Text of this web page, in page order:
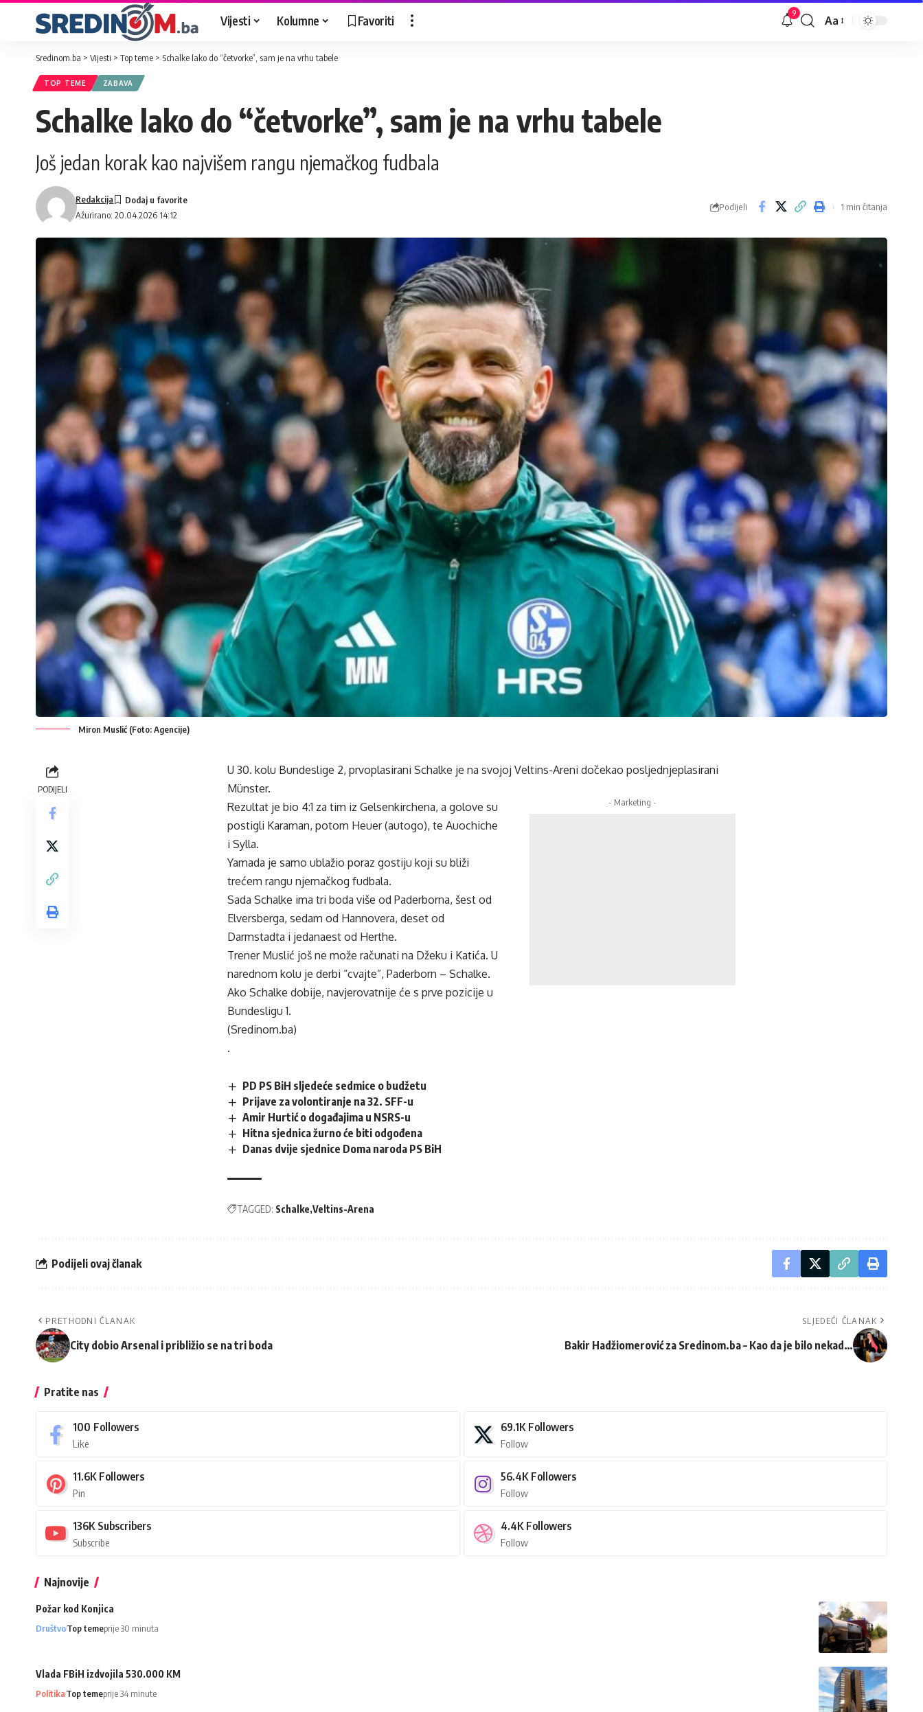
Vijesti Kolumne Favoriti 9
Veličina
Aa
Sredinom.ba > Vijesti > Top teme > Schalke lako do “četvorke”, sam je na vrhu tabele
TOP TEME ZABAVA
Schalke lako do “četvorke”, sam je na vrhu tabele
Još jedan korak kao najvišem rangu njemačkog fudbala
Ažurirano: 20.04.2026 14:12
Redakcija
Podijeli 1 min čitanja
Miron Muslić (Foto: Agencije)
PODIJELI
U 30. kolu Bundeslige 2, prvoplasirani Schalke je na svojoj Veltins-Areni dočekao posljednjeplasirani
Münster.
- Marketing -
Rezultat je bio 4:1 za tim iz Gelsenkirchena, a golove su
postigli Karaman, potom Heuer (autogo), te Auochiche
i Sylla.
Yamada je samo ublažio poraz gostiju koji su bliži
trećem rangu njemačkog fudbala.
Sada Schalke ima tri boda više od Paderborna, šest od
Elversberga, sedam od Hannovera, deset od
Darmstadta i jedanaest od Herthe.
Trener Muslić još ne može računati na Džeku i Katića. U
narednom kolu je derbi “cvajte”, Paderborn – Schalke.
Ako Schalke dobije, navjerovatnije će s prve pozicije u
Bundesligu 1.
(Sredinom.ba)
.
PD PS BiH sljedeće sedmice o budžetu
Prijave za volontiranje na 32. SFF-u
Amir Hurtić o događajima u NSRS-u
Hitna sjednica žurno će biti odgođena
Danas dvije sjednice Doma naroda PS BiH
TAGGED: Schalke Veltins-Arena
Podijeli ovaj članak
PRETHODNI ČLANAK
City dobio Arsenal i približio se na tri boda
SLJEDEĆI ČLANAK
Bakir Hadžiomerović za Sredinom.ba – Kao da je bilo nekad…
Pratite nas
100 Followers
Like
69.1K Followers
Follow
11.6K Followers
Pin
56.4K Followers
Follow
136K Subscribers
Subscribe
4.4K Followers
Follow
Najnovije
Požar kod Konjica
DruštvoTop temeprije 30 minuta
Vlada FBiH izdvojila 530.000 KM
PolitikaTop temeprije 34 minute